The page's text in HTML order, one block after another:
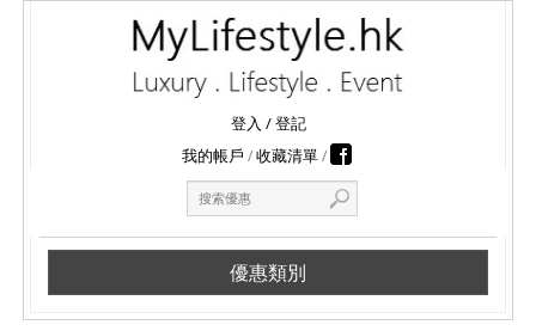
登入 /登記
我的帳戶
收藏清單
優惠類別